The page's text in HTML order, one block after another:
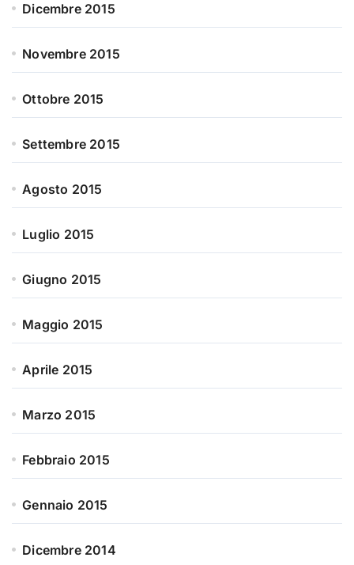
Dicembre 2015
Novembre 2015
Ottobre 2015
Settembre 2015
Agosto 2015
Luglio 2015
Giugno 2015
Maggio 2015
Aprile 2015
Marzo 2015
Febbraio 2015
Gennaio 2015
Dicembre 2014